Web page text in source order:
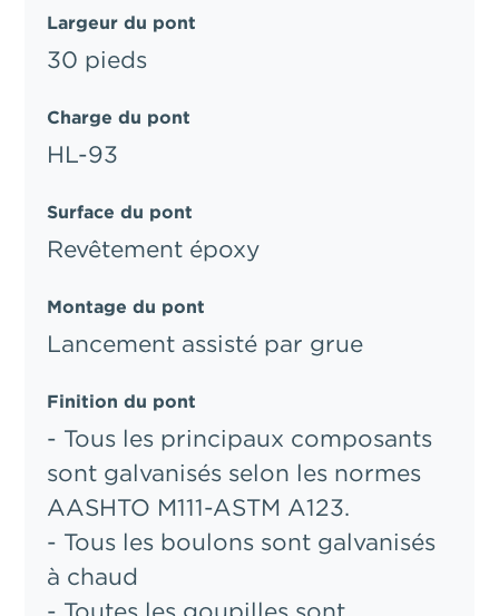
Largeur du pont
30 pieds
Charge du pont
HL-93
Surface du pont
Revêtement époxy
Montage du pont
Lancement assisté par grue
Finition du pont
- Tous les principaux composants
sont galvanisés selon les normes
AASHTO M111-ASTM A123.
- Tous les boulons sont galvanisés
à chaud